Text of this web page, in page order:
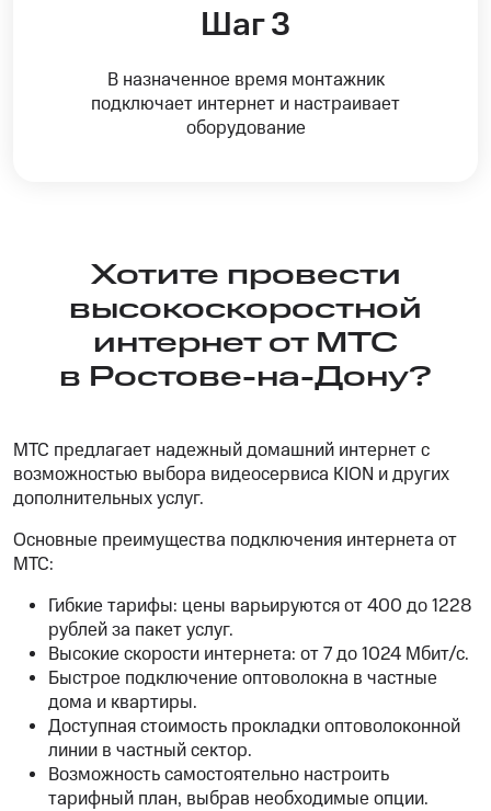
Шаг 3
В назначенное время монтажник
подключает интернет и настраивает
оборудование
Хотите провести
высокоскоростной
интернет от МТС
в Ростове-на-Дону?
МТС предлагает надежный домашний интернет с
возможностью выбора видеосервиса KION и других
дополнительных услуг.
Основные преимущества подключения интернета от
МТС:
Гибкие тарифы: цены варьируются от 400 до 1228
рублей за пакет услуг.
Высокие скорости интернета: от 7 до 1024 Мбит/с.
Быстрое подключение оптоволокна в частные
дома и квартиры.
Доступная стоимость прокладки оптоволоконной
линии в частный сектор.
Возможность самостоятельно настроить
тарифный план, выбрав необходимые опции.